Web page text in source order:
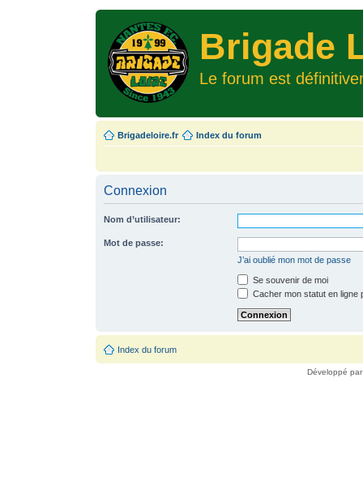
Brigade
Le forum est
Brigadeloire.fr Index du forum
Connexion
Nom d’utilisateur:
Mot de passe:
J’ai oublié mon mot de passe
Se souvenir de moi
Cacher mon statut en ligne
Index du forum
Développé